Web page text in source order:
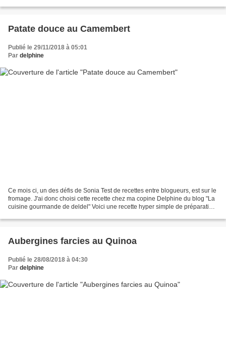
Patate douce au Camembert
Publié le 29/11/2018 à 05:01
Par delphine
Ce mois ci, un des défis de Sonia Test de recettes entre blogueurs, est sur le
fromage. J'ai donc choisi cette recette chez ma copine Delphine du blog "La
cuisine gourmande de deldel" Voici une recette hyper simple de préparation,
Aubergines farcies au Quinoa
Publié le 28/08/2018 à 04:30
Par delphine